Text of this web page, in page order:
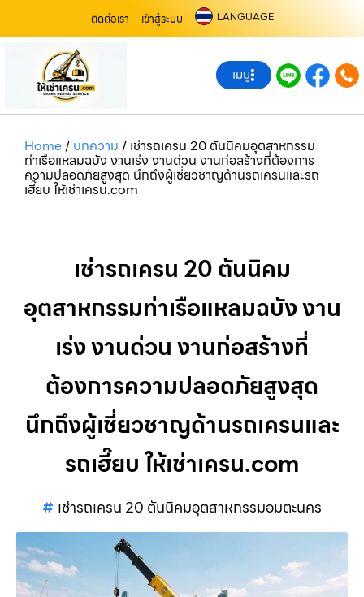
ติดต่อเรา เข้าสู่ระบบ LANGUAGE
เมนู
Home/ บทความ / เช่ารถเครน 20 ตันนิคมอุตสาหกรรม
ท่าเรือแหลมฉบัง งานเร่ง งานด่วน งานก่อสร้างที่ต้องการ
ความปลอดภัยสูงสุด นึกถึงผู้เชี่ยวชาญด้านรถเครนและรถ
เฮี๊ยบ ให้เช่าเครน.com
เช่ารถเครน 20 ตันนิคม
อุตสาหกรรมท่าเรือแหลมฉบัง งาน
เร่ง งานด่วน งานก่อสร้างที่
ต้องการความปลอดภัยสูงสุด
นึกถึงผู้เชี่ยวชาญด้านรถเครนและ
รถเฮี๊ยบ ให้เช่าเครน.com
เช่ารถเครน 20 ตันนิคมอุตสาหกรรมอมตะนคร